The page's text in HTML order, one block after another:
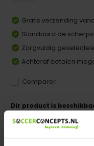
Gratis verzending
Standaard de
Zorgvuldig
Achteraf betalen
Comparer
Dir product is
Heeft u een vraag